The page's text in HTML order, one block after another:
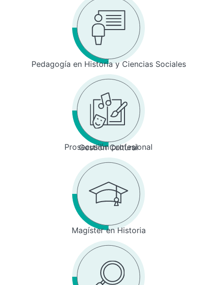
Pedagogía en Historia y Ciencias Sociales
Prosecusión profesional
Gestión Cultural
Magíster en Historia